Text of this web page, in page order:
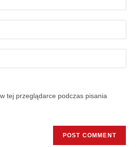
tej przeglądarce podczas pisania